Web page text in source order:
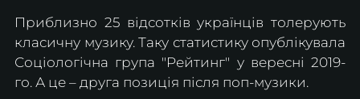
Приблизно 25 відсотків українців толерують
класичну музику. Таку статистику опублікувала
Соціологічна група "Рейтинг" у вересні 2019-
го. А це – друга позиція після поп-музики.